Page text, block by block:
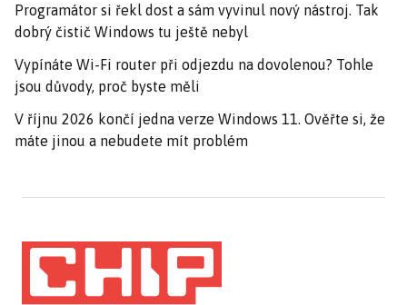
Programátor si řekl dost a sám vyvinul nový nástroj. Tak
dobrý čistič Windows tu ještě nebyl
Vypínáte Wi-Fi router při odjezdu na dovolenou? Tohle
jsou důvody, proč byste měli
V říjnu 2026 končí jedna verze Windows 11. Ověřte si, že
máte jinou a nebudete mít problém